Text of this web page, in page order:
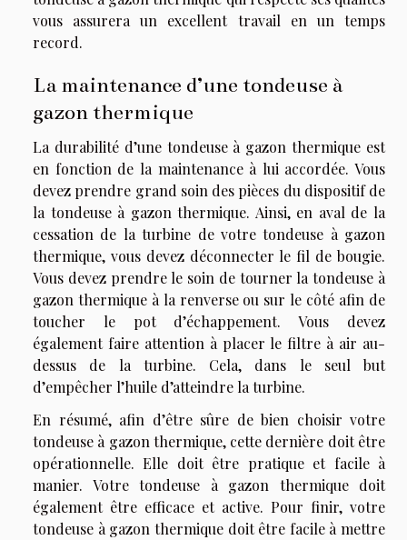
vous assurera un excellent travail en un temps
record.
La maintenance d’une tondeuse à
gazon thermique
La durabilité d’une tondeuse à gazon thermique est
en fonction de la maintenance à lui accordée. Vous
devez prendre grand soin des pièces du dispositif de
la tondeuse à gazon thermique. Ainsi, en aval de la
cessation de la turbine de votre tondeuse à gazon
thermique, vous devez déconnecter le fil de bougie.
Vous devez prendre le soin de tourner la tondeuse à
gazon thermique à la renverse ou sur le côté afin de
toucher le pot d’échappement. Vous devez
également faire attention à placer le filtre à air au-
dessus de la turbine. Cela, dans le seul but
d’empêcher l’huile d’atteindre la turbine.
En résumé, afin d’être sûre de bien choisir votre
tondeuse à gazon thermique, cette dernière doit être
opérationnelle. Elle doit être pratique et facile à
manier. Votre tondeuse à gazon thermique doit
également être efficace et active. Pour finir, votre
tondeuse à gazon thermique doit être facile à mettre